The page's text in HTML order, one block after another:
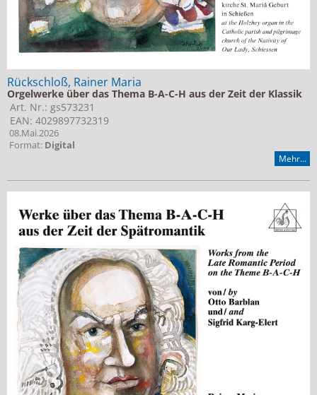
Rückschloß, Rainer Maria
Orgelwerke über das Thema B-A-C-H aus der Zeit der Klassik
Art. Nr.: gs573231
EAN: 4029897732319
08.Mai.2026
Format: Digital
Mehr...